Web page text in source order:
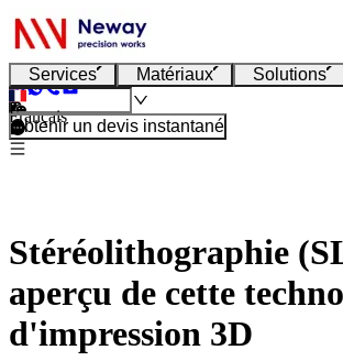
Services Matériaux Solutions
Français
Obtenir un devis instantané
Stéréolithographie
aperçu de cette
d'impression 3D